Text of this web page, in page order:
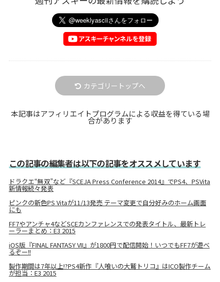
カテゴリートップへ
本記事はアフィリエイトプログラムによる収益を得ている場
合があります
この記事の編集者は以下の記事をオススメしています
ドラクエ“無双”など『SCEJA Press Conference 2014』でPS4、PSVita
新情報続々発表
ピンクの新色PS Vitaが11/13発売 テーマ変更で自分好みのホーム画面
にも
FF7やアンチャ4などSCEカンファレンスでの発表タイトル、最新トレ
ーラーまとめ：E3 2015
iOS版『FINAL FANTASY VII』が1800円で配信開始！いつでもFF7が遊べ
るぞー!!
製作期間は7年以上!?PS4新作『人喰いの大鷲トリコ』はICO製作チーム
が担当：E3 2015